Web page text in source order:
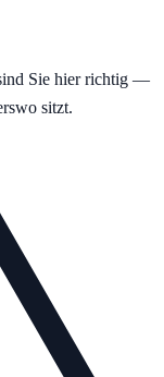
Sie hier richtig —
sitzt.